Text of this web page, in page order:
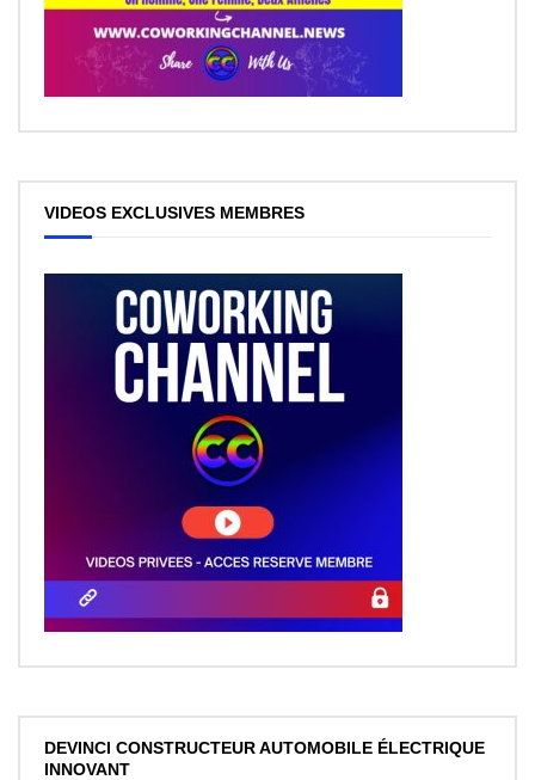
VIDEOS EXCLUSIVES MEMBRES
DEVINCI CONSTRUCTEUR AUTOMOBILE ÉLECTRIQUE
INNOVANT